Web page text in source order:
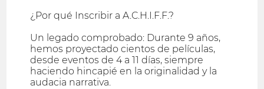
¿Por qué Inscribir a A.C.H.I.F.F.?
Un legado comprobado: Durante 9 años,
hemos proyectado cientos de películas,
desde eventos de 4 a 11 días, siempre
haciendo hincapié en la originalidad y la
audacia narrativa.